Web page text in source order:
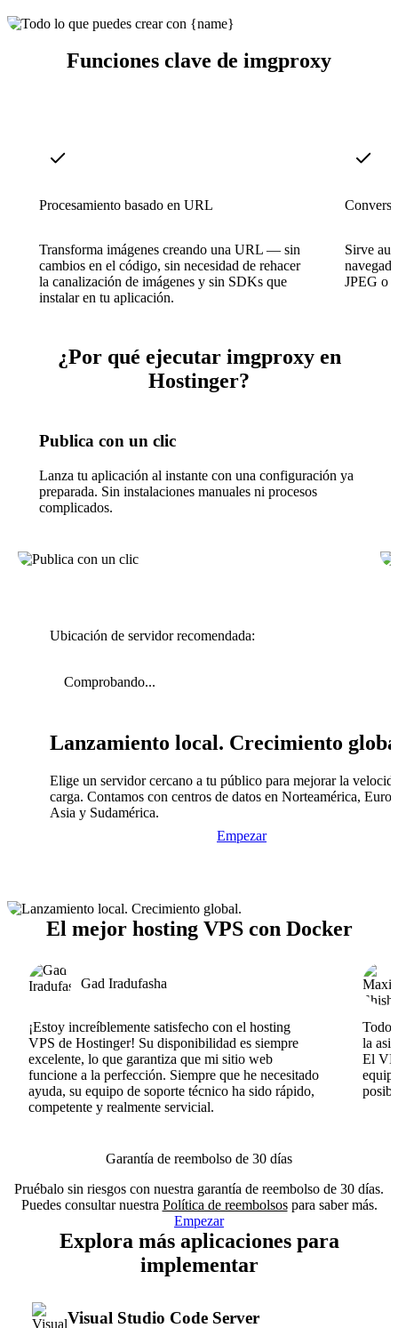
Funciones clave de imgproxy
Procesamiento basado en URL
Transforma imágenes creando una URL — sin
cambios en el código, sin necesidad de rehacer
la canalización de imágenes y sin SDKs que
instalar en tu aplicación.
Sirve
JPEG o
¿Por qué ejecutar imgproxy en
Hostinger?
Publica con un clic
Lanza tu aplicación al instante con una configuración ya
preparada. Sin instalaciones manuales ni procesos
complicados.
Ubicación de servidor recomendada:
Comprobando...
Lanzamiento local. Crecimiento
Elige un servidor cercano a tu público para mejorar la
carga. Contamos con centros de datos en Norteamérica,
Asia y Sudamérica.
Empezar
El mejor hosting VPS con Docker
Gad Iradufasha
¡Estoy increíblemente satisfecho con el hosting
VPS de Hostinger! Su disponibilidad es siempre
excelente, lo que garantiza que mi sitio web
funcione a la perfección. Siempre que he necesitado
ayuda, su equipo de soporte técnico ha sido rápido,
competente y realmente servicial.
Todo
la
El
Garantía de reembolso de 30 días
Pruébalo sin riesgos con nuestra garantía de reembolso de 30 días.
Puedes consultar nuestra Política de reembolsospara saber más.
Empezar
Explora más aplicaciones para
implementar
Visual Studio Code Server